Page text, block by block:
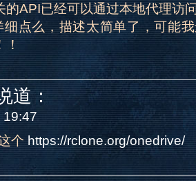
的API已经可以通过本地代理访
细点么，描述太简单了，可能
道：
个 https://rclone.org/onedrive/